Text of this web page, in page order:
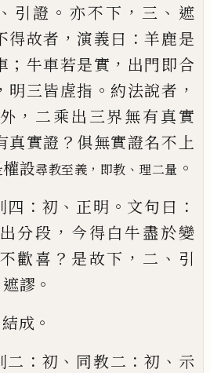
、 引證 。 亦不下 ， 三 、 遮
得故者 ，演義曰 ：羊鹿是
； 牛車若是實 ， 出門即合
， 明三皆虗指 。 約法說者 ，
， 二乘出三界無有真實
真實證 ？ 俱無實證名不上
設尋教至義 ， 即教 、 理二量 。
四 ： 初 、 正明 。 文句曰 ：
分段 ， 今得白牛盡於變
歡喜 ？ 是故下 ， 二 、 引
遮謬 。
結成 。
二 ： 初 、 同教二 ：初 、 示